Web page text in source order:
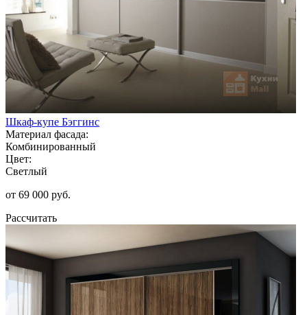
Шкаф-купе Бэггинс
Материал фасада:
Комбинированный
Цвет:
Светлый
от 69 000 руб.
Рассчитать